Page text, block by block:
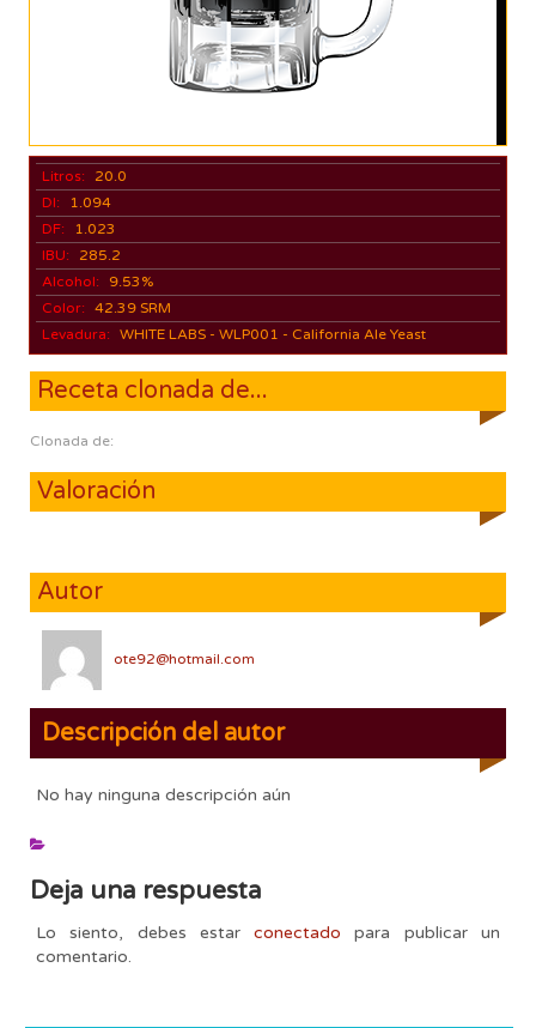
Litros:
20.0
DI:
1.094
DF:
1.023
IBU:
285.2
Alcohol:
9.53%
Color: 42.39 SRM
Levadura: WHITE LABS - WLP001 - California Ale Yeast
Receta clonada de...
Clonada de:
Valoración
Autor
ote92@hotmail.com
Descripción del autor
No hay ninguna descripción aún
Deja una respuesta
Lo siento, debes estarconectado para publicar un
comentario.